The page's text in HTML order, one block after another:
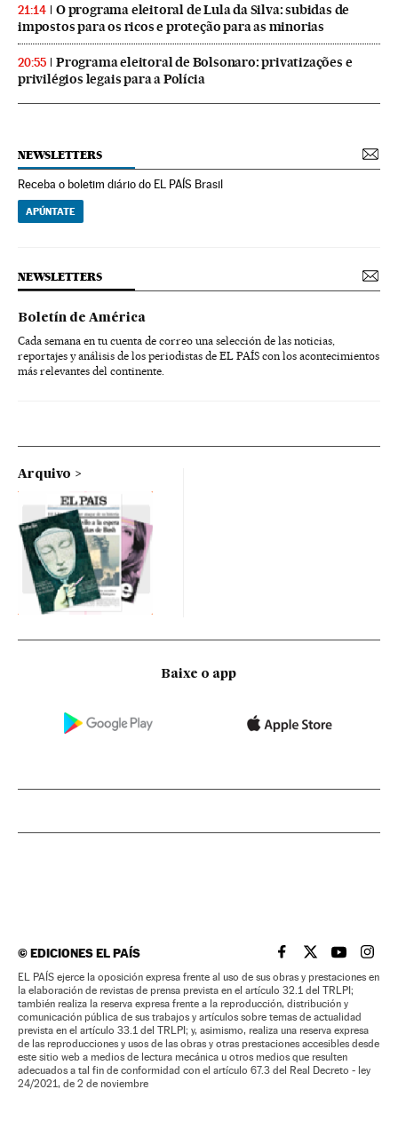
21:14
O programa eleitoral de Lula da Silva: subidas de
impostos para os ricos e proteção para as minorias
20:55
Programa eleitoral de Bolsonaro: privatizações e
privilégios legais para a Polícia
NEWSLETTERS
Receba o boletim diário do EL PAÍS Brasil
APÚNTATE
NEWSLETTERS
Boletín de América
Cada semana en tu cuenta de correo una selección de las noticias,
reportajes y análisis de los periodistas de EL PAÍS con los acontecimientos
más relevantes del continente.
Arquivo
Baixe o app
©EDICIONES EL PAÍS EL PAÍS BRASIL EN
EL PAÍSEL PAÍS
EL
EL PAÍS ejerce la oposición expresa frente al uso de sus obras y prestaciones en
la elaboración de revistas de prensa prevista en el artículo 32.1 del TRLPI;
también realiza la reserva expresa frente a la reproducción, distribución y
comunicación pública de sus trabajos y artículos sobre temas de actualidad
prevista en el artículo 33.1 del TRLPI; y, asimismo, realiza una reserva expresa
de las reproducciones y usos de las obras y otras prestaciones accesibles desde
este sitio web a medios de lectura mecánica u otros medios que resulten
adecuados a tal fin de conformidad con el artículo 67.3 del Real Decreto - ley
24/2021, de 2 de noviembre